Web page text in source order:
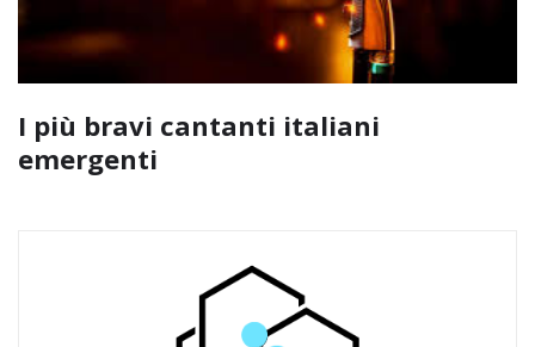
I più bravi cantanti italiani
emergenti